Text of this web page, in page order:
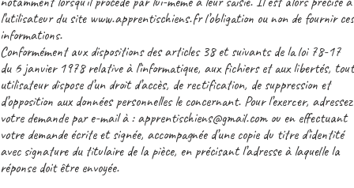
l’utilisateur du site www.apprentischiens.fr l’obligation ou non de fournir ces
informations.
Conformément aux dispositions des articles 38 et suivants de la loi 78-17
du 6 janvier 1978 relative à l’informatique, aux fichiers et aux libertés, tout
utilisateur dispose d’un droit d’accès, de rectification, de suppression et
d’opposition aux données personnelles le concernant. Pour l’exercer, adressez
votre demande par e-mail à : apprentischiens@gmail.com ou en effectuant
votre demande écrite et signée, accompagnée d’une copie du titre d’identité
avec signature du titulaire de la pièce, en précisant l’adresse à laquelle la
réponse doit être envoyée.